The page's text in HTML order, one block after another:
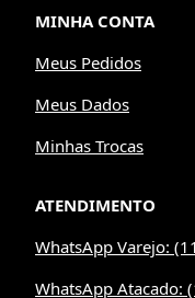
MINHA CONTA
Meus Pedidos
Meus Dados
Minhas Trocas
ATENDIMENTO
WhatsApp Varejo:
WhatsApp Atacado: